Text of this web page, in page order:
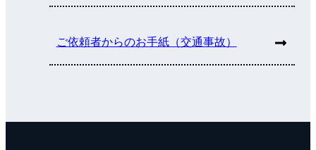
ご依頼者からのお手紙（交通事故）